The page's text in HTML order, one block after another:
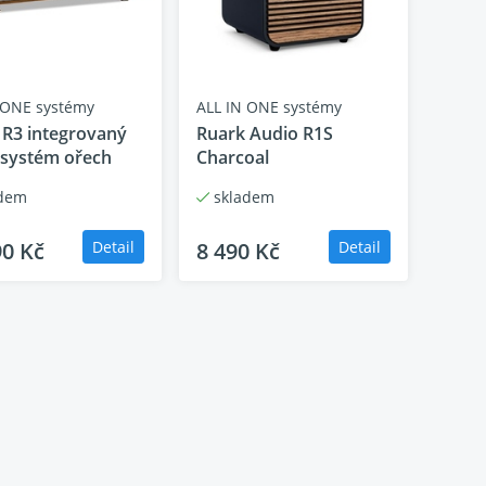
bezproblémový výkon, který popírá
pro audiofily a nejlepšími
nejvyšší kvality. Spotify a TIDAL Connect
médií R410 umožní rychle procházet
vstupů R410 lze snadno připojit gramofon
systémy
integrovaný
ořech
Kč Detail
ALL IN ONE systémy
Ruark Audio R1S
Charcoal
skladem
8 490 Kč Detail